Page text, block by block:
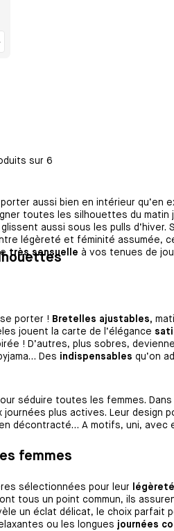
sur 6
aussi bien en intérieur qu’en
toutes les silhouettes du matin
aussi sous les pulls d’hiver.
légèreté et féminité assumée,
très sensuelle à vos tenues de
porter ! Bretelles ajustables,
jouent la carte de l’élégance
! D’autres, plus sobres,
Des indispensables qu’on
séduire toutes les femmes. Dans
plus actives. Leur design
décontracté… A motifs, uni, avec
femmes
sélectionnées pour leur
tous un point commun, ils
un éclat délicat, le choix parfait
ou les longues journées